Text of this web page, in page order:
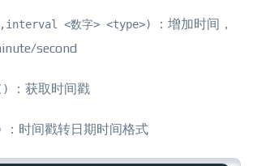
<数字> <type>)
：增加时间，
second
：获取时间戳
：时间戳转日期时间格式